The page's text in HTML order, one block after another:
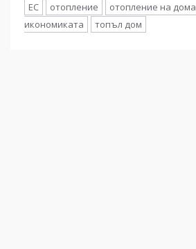
ЕС
отопление отопление на дома
икономиката
топъл дом